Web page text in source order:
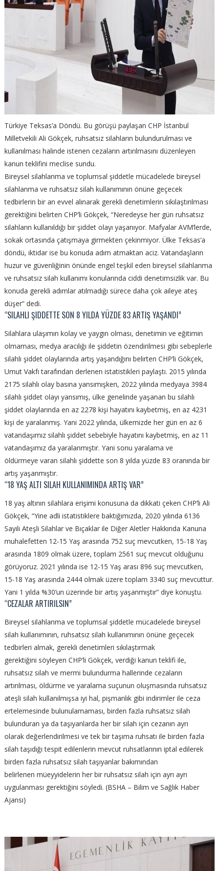
Türkiye Teksas’a Döndü. Bu görüşü paylaşan CHP İstanbul
Milletvekili Ali Gökçek, ruhsatsız silahların bulundurulması ve
kullanılması halinde istenen cezaların artırılmasını düzenleyen
kanun teklifini meclise sundu.
Bireysel silahlanma ve toplumsal şiddetle mücadelede bireysel
silahlanma ve ruhsatsız silah kullanımının önüne geçecek
tedbirlerin bir an evvel alınarak gerekli denetimlerin sıkılaştırılması
gerektiğini belirten CHP’li Gökçek, “Neredeyse her gün ruhsatsız
silahların kullanıldığı bir şiddet olayı yaşanıyor. Mafyalar AVM’lerde,
sokak ortasında çatışmaya girmekten çekinmiyor. Ülke Teksas’a
döndü, iktidar ise bu konuda adım atmaktan aciz. Vatandaşların
huzur ve güvenliğinin önünde engel teşkil eden bireysel silahlanma
ve ruhsatsız silah kullanımı konularında ciddi denetimsizlik var. Bu
konuda gerekli adımlar atılmadığı sürece daha çok aileye ateş
düşer” dedi.
“SILAHLI ŞIDDETTE SON 8 YILDA YÜZDE 83 ARTIŞ YAŞANDI”
Silahlara ulaşımın kolay ve yaygın olması, denetimin ve eğitimin
olmaması, medya aracılığı ile şiddetin özendirilmesi gibi sebeplerle
silahlı şiddet olaylarında artış yaşandığını belirten CHP’li Gökçek,
Umut Vakfı tarafından derlenen istatistikleri paylaştı. 2015 yılında
2175 silahlı olay basına yansımışken, 2022 yılında medyaya 3984
silahlı şiddet olayı yansımış, ülke genelinde yaşanan bu silahlı
şiddet olaylarında en az 2278 kişi hayatını kaybetmiş, en az 4231
kişi de yaralanmış. Yani 2022 yılında, ülkemizde her gün en az 6
vatandaşımız silahlı şiddet sebebiyle hayatını kaybetmiş, en az 11
vatandaşımız da yaralanmıştır. Yani sonu yaralama ve
öldürmeye varan silahlı şiddette son 8 yılda yüzde 83 oranında bir
artış yaşanmıştır.
“18 YAŞ ALTI SILAH KULLANIMINDA ARTIŞ VAR”
18 yaş altının silahlara erişimi konusuna da dikkati çeken CHP’li Ali
Gökçek, “Yine adli istatistiklere baktığımızda, 2020 yılında 6136
Sayılı Ateşli Silahlar ve Bıçaklar ile Diğer Aletler Hakkında Kanuna
muhalefetten 12-15 Yaş arasında 752 suç mevcutken, 15-18 Yaş
arasında 1809 olmak üzere, toplam 2561 suç mevcut olduğunu
görüyoruz. 2021 yılında ise 12-15 Yaş arası 896 suç mevcutken,
15-18 Yaş arasında 2444 olmak üzere toplam 3340 suç mevcuttur.
Yani 1 yılda %30’un üzerinde bir artış yaşanmıştır” diye konuştu.
“CEZALAR ARTIRILSIN”
Bireysel silahlanma ve toplumsal şiddetle mücadelede bireysel
silah kullanımının, ruhsatsız silah kullanımının önüne geçecek
tedbirleri almak, gerekli denetimleri sıkılaştırmak
gerektiğini söyleyen CHP’li Gökçek, verdiği kanun teklifi ile,
ruhsatsız silah ve mermi bulundurma hallerinde cezaların
artırılması, öldürme ve yaralama suçunun oluşmasında ruhsatsız
ateşli silah kullanılmışsa iyi hal, pişmanlık gibi indirimler ile ceza
ertelemesinde bulunulamaması, birden fazla ruhsatsız silah
bulunduran ya da taşıyanlarda her bir silah için cezanın ayrı
olarak değerlendirilmesi ve tek bir taşıma ruhsatı ile birden fazla
silah taşıdığı tespit edilenlerin mevcut ruhsatlarının iptal edilerek
birden fazla ruhsatsız silah taşıyanlar bakımından
belirlenen müeyyidelerin her bir ruhsatsız silah için ayrı ayrı
uygulanması gerektiğini söyledi. (BSHA – Bilim ve Sağlık Haber
Ajansı)